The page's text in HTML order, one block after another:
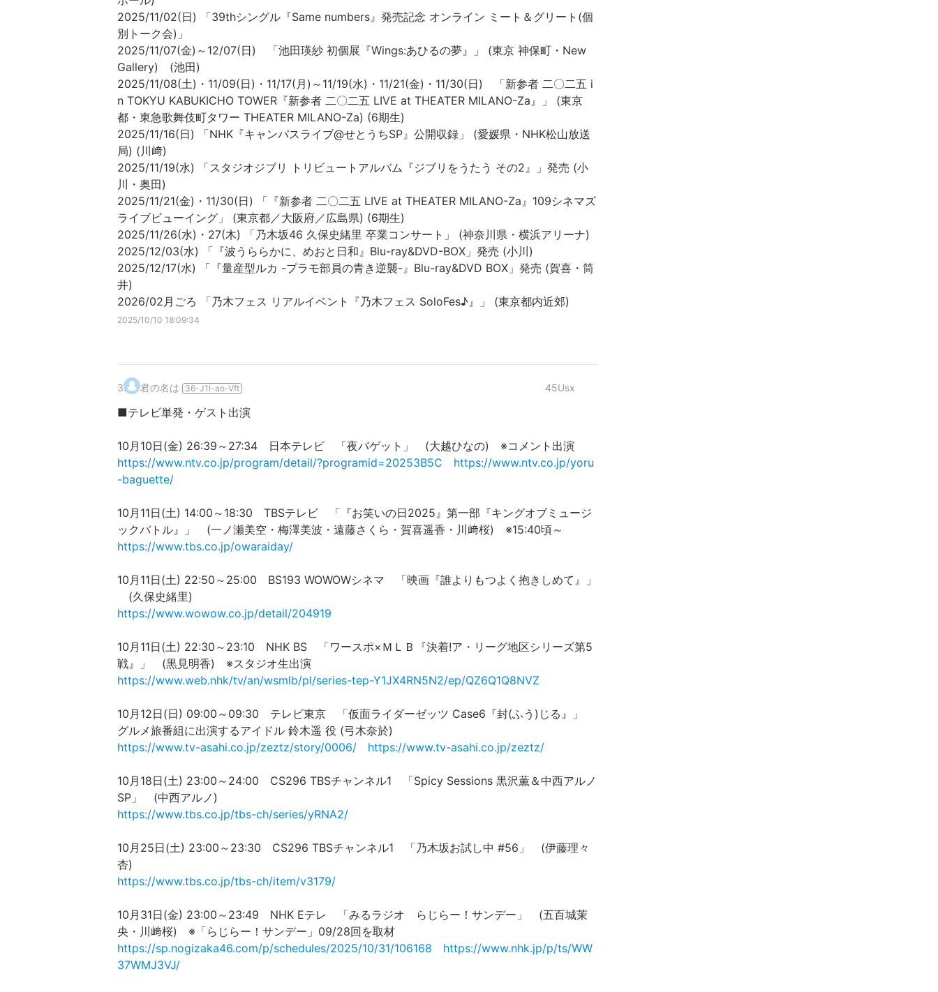
2025/11/02(日) 「39thシングル『Same numbers』発売記念 オンライン ミート＆グリート(個
別トーク会)」
2025/11/07(金)～12/07(日) 「池田瑛紗 初個展『Wings:あひるの夢』」 (東京 神保町・New
Gallery) (池田)
2025/11/08(土)・11/09(日)・11/17(月)～11/19(水)・11/21(金)・11/30(日) 「新参者 二〇二五 i
n TOKYU KABUKICHO TOWER『新参者 二〇二五 LIVE at THEATER MILANO-Za』」 (東京
都・東急歌舞伎町タワー THEATER MILANO-Za) (6期生)
2025/11/16(日) 「NHK『キャンパスライブ@せとうちSP』公開収録」 (愛媛県・NHK松山放送
局) (川﨑)
2025/11/19(水) 「スタジオジブリ トリビュートアルバム『ジブリをうたう その2』」発売 (小
川・奥田)
2025/11/21(金)・11/30(日) 「『新参者 二〇二五 LIVE at THEATER MILANO-Za』109シネマズ
ライブビューイング」 (東京都／大阪府／広島県) (6期生)
2025/11/26(水)・27(木) 「乃⽊坂46 久保史緒⾥ 卒業コンサート」 (神奈川県・横浜アリーナ)
2025/12/03(水) 「『波うららかに、めおと日和』Blu-ray&DVD-BOX」発売 (小川)
2025/12/17(水) 「『量産型ルカ -プラモ部員の青き逆襲-』Blu-ray&DVD BOX」発売 (賀喜・筒
井)
2026/02月ごろ 「乃木フェス リアルイベント『乃木フェス SoloFes♪』」 (東京都内近郊)
2025/10/10 18:09:34
3. 君の名は 36-J1I-ao-Vft 45Usx
■テレビ単発・ゲスト出演
10月10日(金) 26:39～27:34 日本テレビ 「夜バゲット」 (大越ひなの) ※コメント出演
https://www.ntv.co.jp/program/detail/?programid=20253B5C
https://www.ntv.co.jp/yoru
-baguette/
10月11日(土) 14:00～18:30 TBSテレビ 「『お笑いの日2025』第一部『キングオブミュージ
ックバトル』」 (一ノ瀬美空・梅澤美波・遠藤さくら・賀喜遥香・川﨑桜) ※15:40頃～
https://www.tbs.co.jp/owaraiday/
10月11日(土) 22:50～25:00 BS193 WOWOWシネマ 「映画『誰よりもつよく抱きしめて』」
(久保史緒里)
https://www.wowow.co.jp/detail/204919
10月11日(土) 22:30～23:10 NHK BS 「ワースポ×ＭＬＢ『決着!ア・リーグ地区シリーズ第5
戦』」 (黒見明香) ※スタジオ生出演
https://www.web.nhk/tv/an/wsmlb/pl/series-tep-Y1JX4RN5N2/ep/QZ6Q1Q8NVZ
10月12日(日) 09:00～09:30 テレビ東京 「仮面ライダーゼッツ Case6『封(ふう)じる』」
グルメ旅番組に出演するアイドル 鈴木遥 役 (弓木奈於)
https://www.tv-asahi.co.jp/zeztz/story/0006/
https://www.tv-asahi.co.jp/zeztz/
10月18日(土) 23:00～24:00 CS296 TBSチャンネル1 「Spicy Sessions 黒沢薫＆中西アルノ
SP」 (中西アルノ)
https://www.tbs.co.jp/tbs-ch/series/yRNA2/
10月25日(土) 23:00～23:30 CS296 TBSチャンネル1 「乃木坂お試し中 #56」 (伊藤理々
杏)
https://www.tbs.co.jp/tbs-ch/item/v3179/
10月31日(金) 23:00～23:49 NHK Eテレ 「みるラジオ らじらー！サンデー」 (五百城茉
央・川﨑桜) ※「らじらー！サンデー」09/28回を取材
https://sp.nogizaka46.com/p/schedules/2025/10/31/106168
https://www.nhk.jp/p/ts/WW
37WMJ3VJ/